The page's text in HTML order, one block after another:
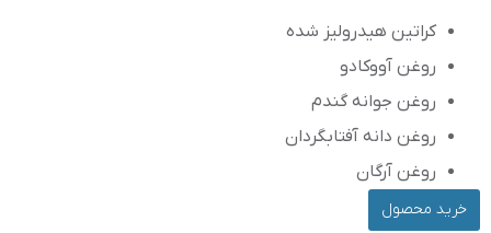
کراتین هیدرولیز شده
روغن آووکادو
روغن جوانه گندم
روغن دانه آفتابگردان
روغن آرگان
خرید محصول